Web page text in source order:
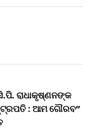
ରାଧାକୃଷ୍ଣନଙ୍କ
: ଆମ ଗୌରବ”